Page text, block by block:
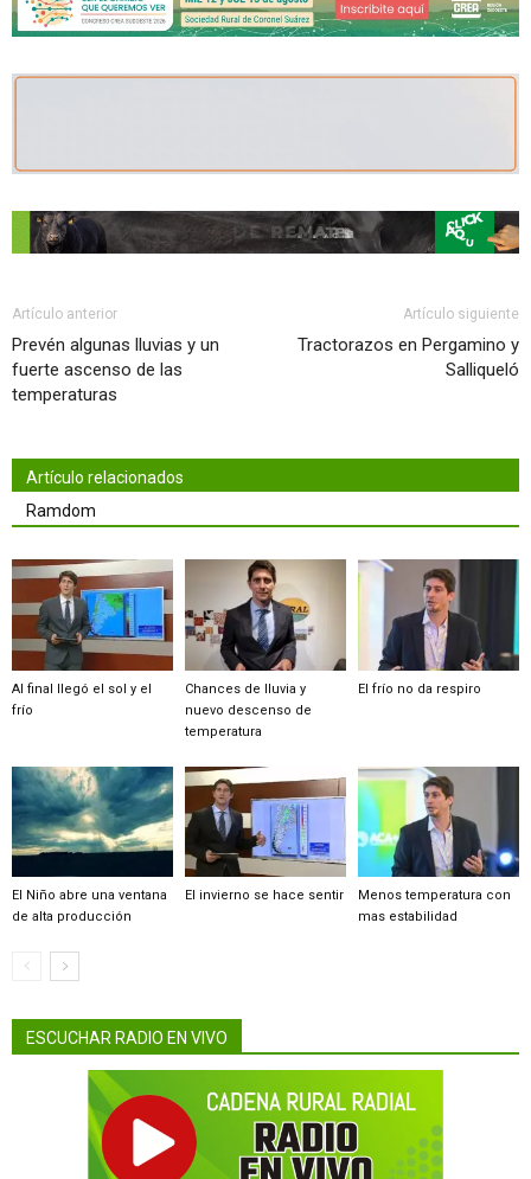
Artículo anterior
Prevén algunas lluvias y un
fuerte ascenso de las
temperaturas
Artículo siguiente
Tractorazos en Pergamino y
Salliqueló
Artículo relacionados
Ramdom
Al final llegó el sol y el
frío
Chances de lluvia y
nuevo descenso de
temperatura
El frío no da respiro
El Niño abre una ventana
de alta producción
El invierno se hace sentir
Menos temperatura con
mas estabilidad
ESCUCHAR RADIO EN VIVO